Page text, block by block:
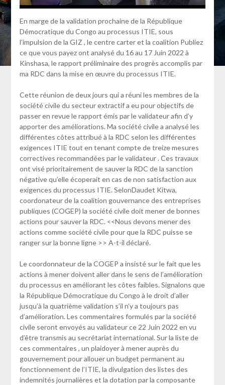
En marge de la validation prochaine de la République
Démocratique du Congo au processus ITIE, sous
l’impulsion de la GIZ , le centre carter et la coalition Publiez
ce que vous payez ont analysé du 16 au 17 Juin 2022 à
Kinshasa, le rapport préliminaire des progrès accomplis par
ma RDC dans la mise en œuvre du processus ITIE.
Cette réunion de deux jours qui a réuni les membres de la
société civile du secteur extractif a eu pour objectifs de
passer en revue le rapport émis par le validateur afin d’y
apporter des améliorations. Ma société civile a analysé les
différentes côtes attribué à la RDC selon les différentes
exigences ITIE tout en tenant compte de treize mesures
correctives recommandées par le validateur . Ces travaux
ont visé prioritairement de sauver la RDC de la sanction
négative qu’elle écoperait en cas de non satisfaction aux
exigences du processus ITIE. SelonDaudet Kitwa,
coordonateur de la coalition gouvernance des entreprises
publiques (COGEP) la société civile doit mener de bonnes
actions pour sauver la RDC. <<Nous devons mener des
actions comme société civile pour que la RDC puisse se
ranger sur la bonne ligne >> A-t-il déclaré.
Le coordonnateur de la COGEP a insisté sur le fait que les
actions à mener doivent aller dans le sens de l’amélioration
du processus en améliorant les côtes faibles. Signalons que
la République Démocratique du Congo à le droit d’aller
jusqu’à la quatrième validation s’il n’y a toujours pas
d’amélioration. Les commentaires formulés par la société
civile seront envoyés au validateur ce 22 Juin 2022 en vu
d’être transmis au secrétariat international. Sur la liste de
ces commentaires , un plaidoyer à mener auprès du
gouvernement pour allouer un budget permanent au
fonctionnement de l’ITIE, la divulgation des listes des
indemnités journalières et la dotation par la composante